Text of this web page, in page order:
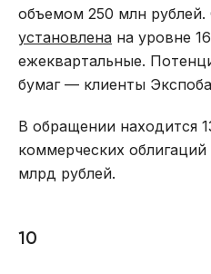
объемом 250 млн рублей.
установлена на уровне
ежеквартальные.
бумаг — клиенты
В обращении находится
коммерческих
млрд рублей.
10